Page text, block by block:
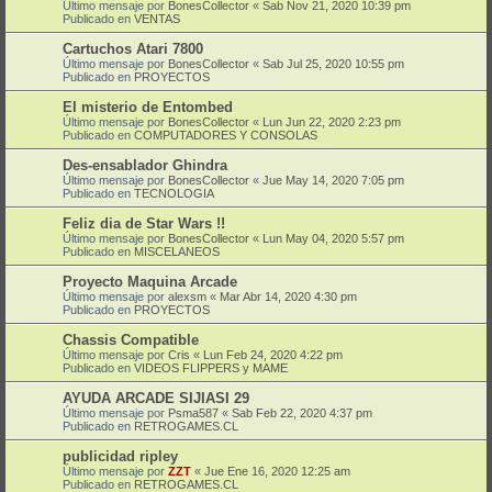
Último mensaje por BonesCollector « Sab Nov 21, 2020 10:39 pm
Publicado en VENTAS
Cartuchos Atari 7800
Último mensaje por BonesCollector « Sab Jul 25, 2020 10:55 pm
Publicado en PROYECTOS
El misterio de Entombed
Último mensaje por BonesCollector « Lun Jun 22, 2020 2:23 pm
Publicado en COMPUTADORES Y CONSOLAS
Des-ensablador Ghindra
Último mensaje por BonesCollector « Jue May 14, 2020 7:05 pm
Publicado en TECNOLOGIA
Feliz dia de Star Wars !!
Último mensaje por BonesCollector « Lun May 04, 2020 5:57 pm
Publicado en MISCELANEOS
Proyecto Maquina Arcade
Último mensaje por alexsm « Mar Abr 14, 2020 4:30 pm
Publicado en PROYECTOS
Chassis Compatible
Último mensaje por Cris « Lun Feb 24, 2020 4:22 pm
Publicado en VIDEOS FLIPPERS y MAME
AYUDA ARCADE SIJIASI 29
Último mensaje por Psma587 « Sab Feb 22, 2020 4:37 pm
Publicado en RETROGAMES.CL
publicidad ripley
Último mensaje por ZZT « Jue Ene 16, 2020 12:25 am
Publicado en RETROGAMES.CL